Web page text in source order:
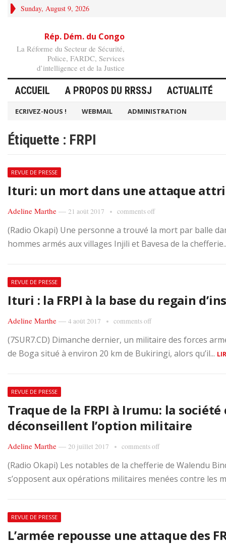
Sunday, August 9, 2026
Rép. Dém. du Congo
La Réforme du Secteur de Sécurité,
Police, FARDC, Services
d’intelligence et de la Justice
ACCUEIL A PROPOS DU RRSSJ ACTUALITÉ
ECRIVEZ-NOUS ! WEBMAIL ADMINISTRATION
Étiquette : FRPI
REVUE DE PRESSE
Ituri: un mort dans une attaque
Adeline Marthe — 21 août 2017 comments off
(Radio Okapi) Une personne a trouvé la mort par balle
hommes armés aux villages Injili et Bavesa de la
REVUE DE PRESSE
Ituri : la FRPI à la base du regain
Adeline Marthe — 4 août 2017 comments off
(7SUR7.CD) Dimanche dernier, un militaire des forces
de Boga situé à environ 20 km de Bukiringi, alors qu’il...
REVUE DE PRESSE
Traque de la FRPI à Irumu: la
déconseillent l’option militaire
Adeline Marthe — 20 juillet 2017 comments off
(Radio Okapi) Les notables de la chefferie de Walendu
s’opposent aux opérations militaires menées contre les
REVUE DE PRESSE
L’armée repousse une attaque des